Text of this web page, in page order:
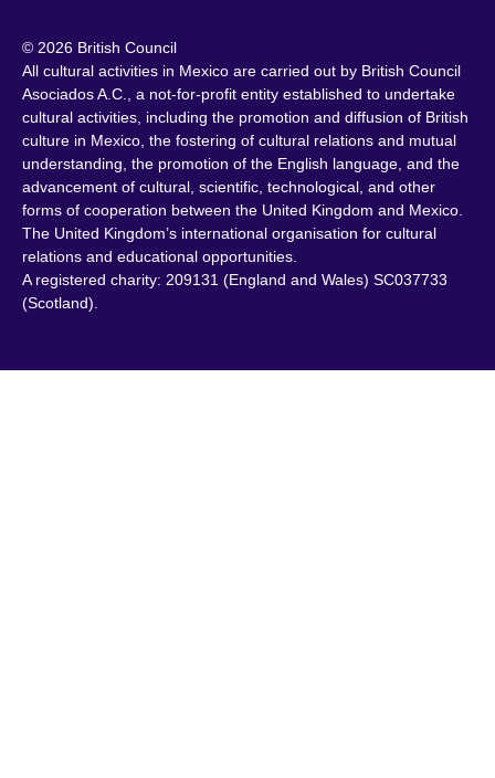
© 2026 British Council
All cultural activities in Mexico are carried out by British Council
Asociados A.C., a not-for-profit entity established to undertake
cultural activities, including the promotion and diffusion of British
culture in Mexico, the fostering of cultural relations and mutual
understanding, the promotion of the English language, and the
advancement of cultural, scientific, technological, and other
forms of cooperation between the United Kingdom and Mexico.
The United Kingdom’s international organisation for cultural
relations and educational opportunities.
A registered charity: 209131 (England and Wales) SC037733
(Scotland).